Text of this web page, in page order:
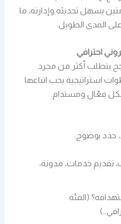
يسهل تحديثه وإدارته، ما
المدى الطويل.
احترافي
يتطلب أكثر من مجرد
استراتيجية يجب اتباعها
فعّال ومستدام.
حدد بوضوح:
تقديم خدمات، مدونة،
(الفئة